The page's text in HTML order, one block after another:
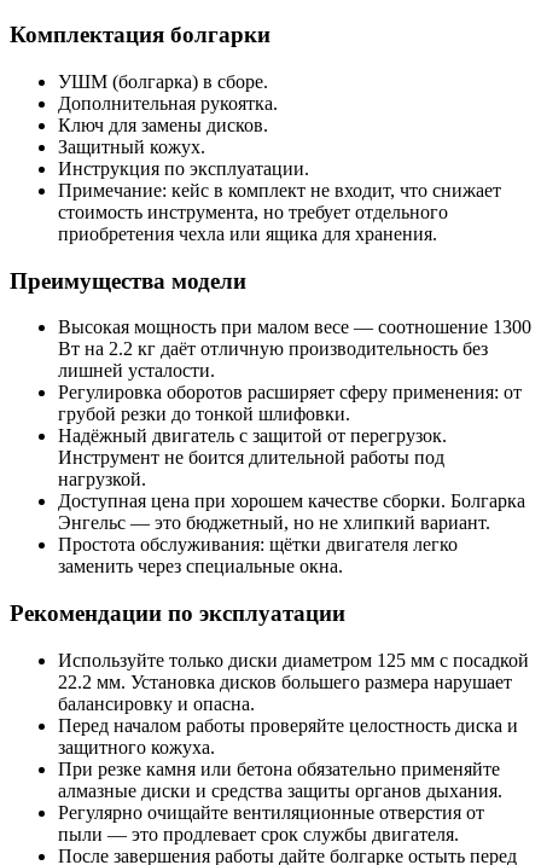
Комплектация болгарки
УШМ (болгарка) в сборе.
Дополнительная рукоятка.
Ключ для замены дисков.
Защитный кожух.
Инструкция по эксплуатации.
Примечание: кейс в комплект не входит, что снижает
стоимость инструмента, но требует отдельного
приобретения чехла или ящика для хранения.
Преимущества модели
Высокая мощность при малом весе — соотношение 1300
Вт на 2.2 кг даёт отличную производительность без
лишней усталости.
Регулировка оборотов расширяет сферу применения: от
грубой резки до тонкой шлифовки.
Надёжный двигатель с защитой от перегрузок.
Инструмент не боится длительной работы под
нагрузкой.
Доступная цена при хорошем качестве сборки. Болгарка
Энгельс — это бюджетный, но не хлипкий вариант.
Простота обслуживания: щётки двигателя легко
заменить через специальные окна.
Рекомендации по эксплуатации
Используйте только диски диаметром 125 мм с посадкой
22.2 мм. Установка дисков большего размера нарушает
балансировку и опасна.
Перед началом работы проверяйте целостность диска и
защитного кожуха.
При резке камня или бетона обязательно применяйте
алмазные диски и средства защиты органов дыхания.
Регулярно очищайте вентиляционные отверстия от
пыли — это продлевает срок службы двигателя.
После завершения работы дайте болгарке остыть перед